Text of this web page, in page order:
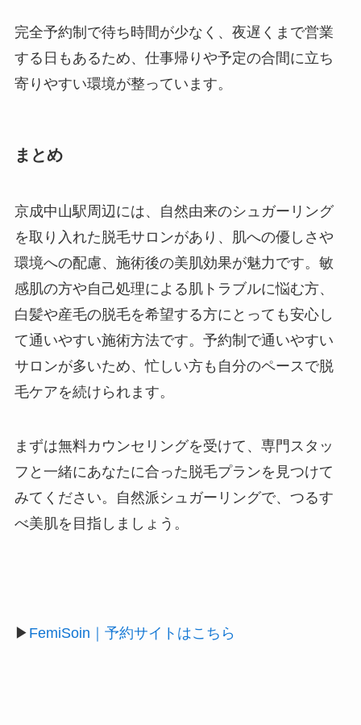
完全予約制で待ち時間が少なく、夜遅くまで営業
する日もあるため、仕事帰りや予定の合間に立ち
寄りやすい環境が整っています。
まとめ
京成中山駅周辺には、自然由来のシュガーリング
を取り入れた脱毛サロンがあり、肌への優しさや
環境への配慮、施術後の美肌効果が魅力です。敏
感肌の方や自己処理による肌トラブルに悩む方、
白髪や産毛の脱毛を希望する方にとっても安心し
て通いやすい施術方法です。予約制で通いやすい
サロンが多いため、忙しい方も自分のペースで脱
毛ケアを続けられます。
まずは無料カウンセリングを受けて、専門スタッ
フと一緒にあなたに合った脱毛プランを見つけて
みてください。自然派シュガーリングで、つるす
べ美肌を目指しましょう。
▶ FemiSoin｜予約サイトはこちら